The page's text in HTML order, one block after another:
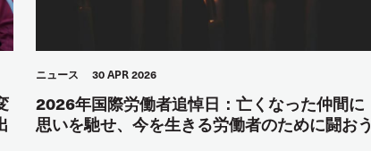
ニュース 30 APR 2026
2026年国際労働者追悼日：亡くなった仲間に
思いを馳せ、今を生きる労働者のために闘おう